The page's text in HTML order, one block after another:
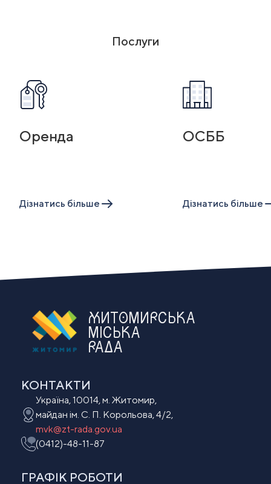
Послуги
Оренда
Дiзнатись бiльше
ОСББ
Дiзнатись бiльше
ЖИТОМИРСЬКА
МІСЬКА
РАДА
КОНТАКТИ
Україна, 10014, м. Житомир,
майдан ім. С. П. Корольова, 4/2,
mvk@zt-rada.gov.ua
(0412)-48-11-87
ГРАФІК РОБОТИ